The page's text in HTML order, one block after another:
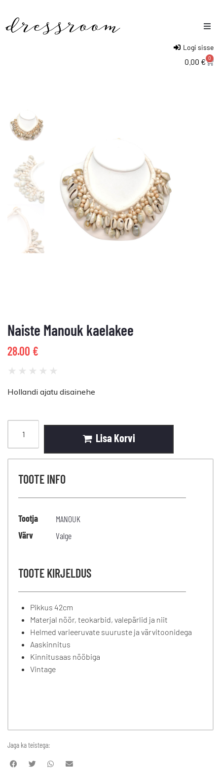
Logi sisse
0.00 € 0
Naiste Manouk kaelakee
28.00 €
★ ★ ★ ★ ★
Hollandi ajatu disainehe
Lisa Korvi
TOOTE INFO
Tootja
MANOUK
Värv
Valge
TOOTE KIRJELDUS
Pikkus 42cm
Materjal nöör, teokarbid, valepärlid ja niit
Helmed varieeruvate suuruste ja värvitoonidega
Aaskinnitus
Kinnitusaas nööbiga
Vintage
Jaga ka teistega: